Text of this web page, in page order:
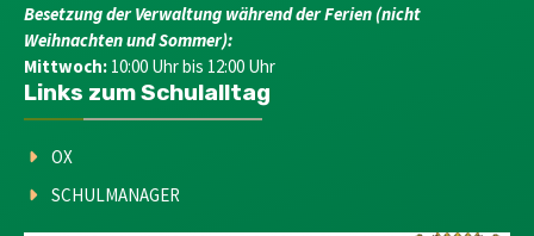
Besetzung der Verwaltung während der Ferien (nicht
Weihnachten und Sommer):
Mittwoch: 10:00 Uhr bis 12:00 Uhr
Links zum Schulalltag
OX
SCHULMANAGER